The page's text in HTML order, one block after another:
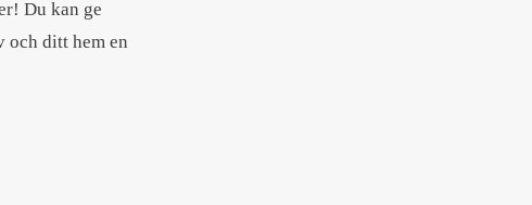
Du kan ge
och ditt hem en